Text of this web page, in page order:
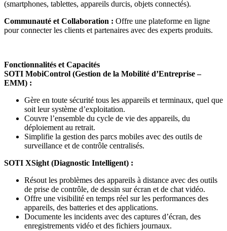
(smartphones, tablettes, appareils durcis, objets connectés).
Communauté et Collaboration : Offre une plateforme en ligne
pour connecter les clients et partenaires avec des experts produits.
Fonctionnalités et Capacités
SOTI MobiControl (Gestion de la Mobilité d’Entreprise –
EMM) :
Gère en toute sécurité tous les appareils et terminaux, quel que
soit leur système d’exploitation.
Couvre l’ensemble du cycle de vie des appareils, du
déploiement au retrait.
Simplifie la gestion des parcs mobiles avec des outils de
surveillance et de contrôle centralisés.
SOTI XSight (Diagnostic Intelligent) :
Résout les problèmes des appareils à distance avec des outils
de prise de contrôle, de dessin sur écran et de chat vidéo.
Offre une visibilité en temps réel sur les performances des
appareils, des batteries et des applications.
Documente les incidents avec des captures d’écran, des
enregistrements vidéo et des fichiers journaux.